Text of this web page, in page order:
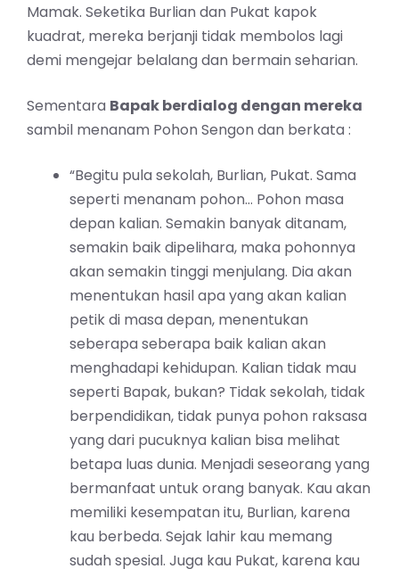
Mamak. Seketika Burlian dan Pukat kapok
kuadrat, mereka berjanji tidak membolos lagi
demi mengejar belalang dan bermain seharian.
Sementara Bapak berdialog dengan mereka
sambil menanam Pohon Sengon dan berkata :
“Begitu pula sekolah, Burlian, Pukat. Sama
seperti menanam pohon… Pohon masa
depan kalian. Semakin banyak ditanam,
semakin baik dipelihara, maka pohonnya
akan semakin tinggi menjulang. Dia akan
menentukan hasil apa yang akan kalian
petik di masa depan, menentukan
seberapa seberapa baik kalian akan
menghadapi kehidupan. Kalian tidak mau
seperti Bapak, bukan? Tidak sekolah, tidak
berpendidikan, tidak punya pohon raksasa
yang dari pucuknya kalian bisa melihat
betapa luas dunia. Menjadi seseorang yang
bermanfaat untuk orang banyak. Kau akan
memiliki kesempatan itu, Burlian, karena
kau berbeda. Sejak lahir kau memang
sudah spesial. Juga kau Pukat, karena kau